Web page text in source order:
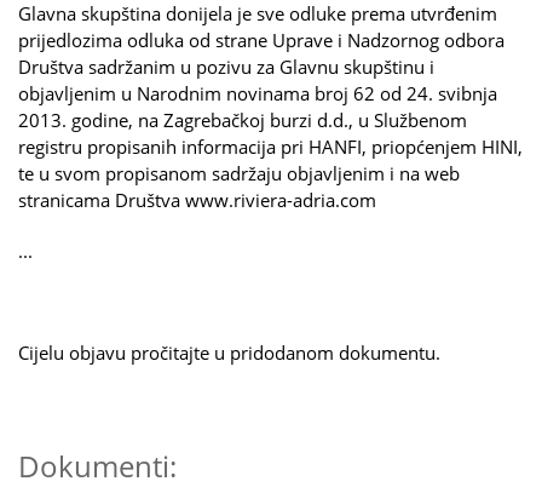
Glavna skupština donijela je sve odluke prema utvrđenim
prijedlozima odluka od strane Uprave i Nadzornog odbora
Društva sadržanim u pozivu za Glavnu skupštinu i
objavljenim u Narodnim novinama broj 62 od 24. svibnja
2013. godine, na Zagrebačkoj burzi d.d., u Službenom
registru propisanih informacija pri HANFI, priopćenjem HINI,
te u svom propisanom sadržaju objavljenim i na web
stranicama Društva www.riviera-adria.com
...
Cijelu objavu pročitajte u pridodanom dokumentu.
Dokumenti: